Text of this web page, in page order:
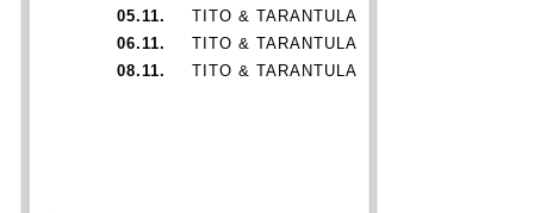
05.11.
TITO & TARANTULA
06.11.
TITO & TARANTULA
08.11.
TITO & TARANTULA